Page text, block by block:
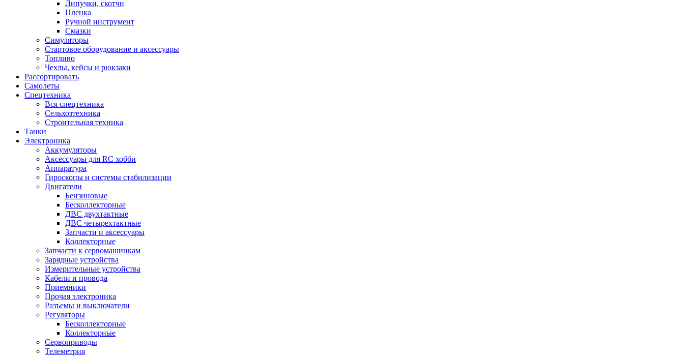
Липучки, скотчи
Пленка
Ручной инструмент
Смазки
Симуляторы
Стартовое оборудование и аксессуары
Топливо
Чехлы, кейсы и рюкзаки
Рассортировать
Самолеты
Спецтехника
Вся спецтехника
Сельхозтехника
Строительная техника
Танки
Электроника
Аккумуляторы
Аксессуары для RC хобби
Аппаратура
Гироскопы и системы стабилизации
Двигатели
Бензиновые
Бесколлекторные
ДВС двухтактные
ДВС четырехтактные
Запчасти и аксессуары
Коллекторные
Запчасти к сервомашинкам
Зарядные устройства
Измерительные устройства
Кабели и провода
Приемники
Прочая электроника
Разъемы и выключатели
Регуляторы
Бесколлекторные
Коллекторные
Сервоприводы
Телеметрия